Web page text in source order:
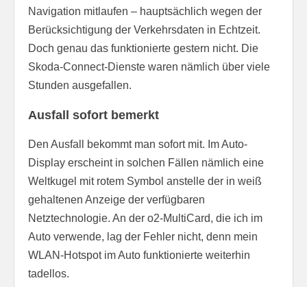
Navigation mitlaufen – hauptsächlich wegen der
Berücksichtigung der Verkehrsdaten in Echtzeit.
Doch genau das funktionierte gestern nicht. Die
Skoda-Connect-Dienste waren nämlich über viele
Stunden ausgefallen.
Ausfall sofort bemerkt
Den Ausfall bekommt man sofort mit. Im Auto-
Display erscheint in solchen Fällen nämlich eine
Weltkugel mit rotem Symbol anstelle der in weiß
gehaltenen Anzeige der verfügbaren
Netztechnologie. An der o2-MultiCard, die ich im
Auto verwende, lag der Fehler nicht, denn mein
WLAN-Hotspot im Auto funktionierte weiterhin
tadellos.